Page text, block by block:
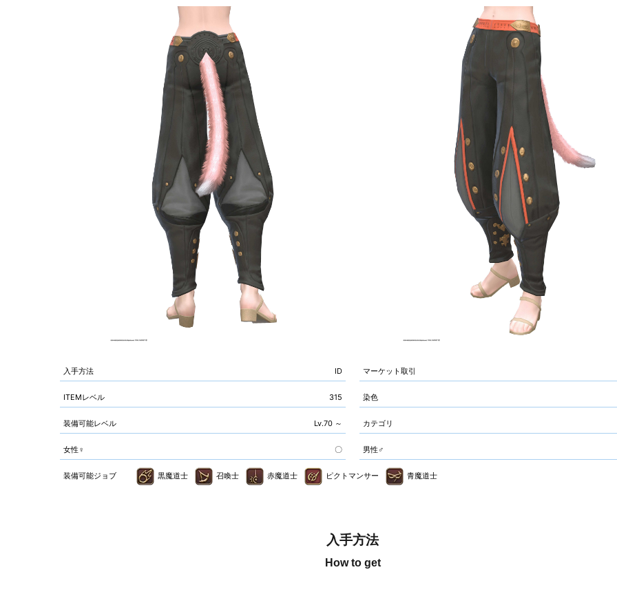
入手方法 ID マーケット取引
ITEMレベル 315 染色
装備可能レベル Lv.70 ～ カテゴリ
女性♀ 〇 男性♂
装備可能ジョブ 黒魔道士 召喚士 赤魔道士 ピクトマンサー 青魔道士
入手方法
How to get